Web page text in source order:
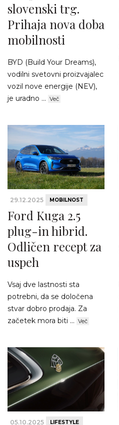
slovenski trg.
Prihaja nova doba
mobilnosti
BYD (Build Your Dreams),
vodilni svetovni proizvajalec
vozil nove energije (NEV),
je uradno ... Več
29.12.2025 MOBILNOST
Ford Kuga 2.5
plug-in hibrid.
Odličen recept za
uspeh
Vsaj dve lastnosti sta
potrebni, da se določena
stvar dobro prodaja. Za
začetek mora biti ... Več
05.10.2025 LIFESTYLE